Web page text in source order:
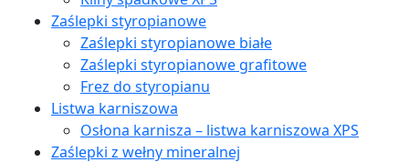
Zaślepki styropianowe
Zaślepki styropianowe białe
Zaślepki styropianowe grafitowe
Frez do styropianu
Listwa karniszowa
Osłona karnisza – listwa karniszowa XPS
Zaślepki z wełny mineralnej